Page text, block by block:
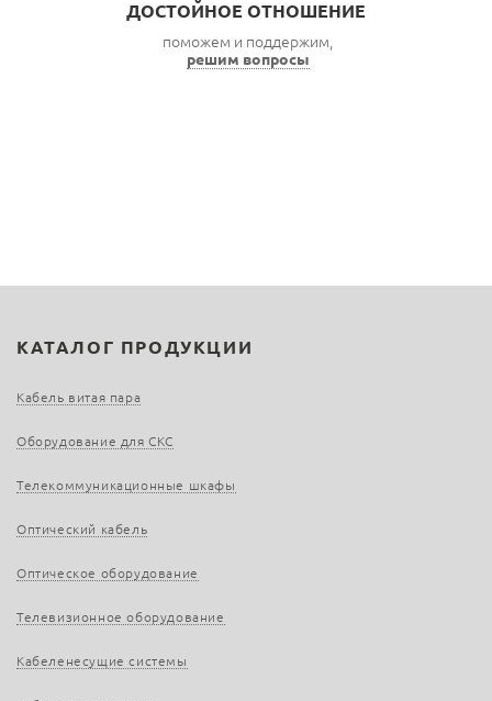
ДОСТОЙНОЕ ОТНОШЕНИЕ
поможем и поддержим,
решим вопросы
КАТАЛОГ ПРОДУКЦИИ
Кабель витая пара
Оборудование для СКС
Телекоммуникационные шкафы
Оптический кабель
Оптическое оборудование
Телевизионное оборудование
Кабеленесущие системы